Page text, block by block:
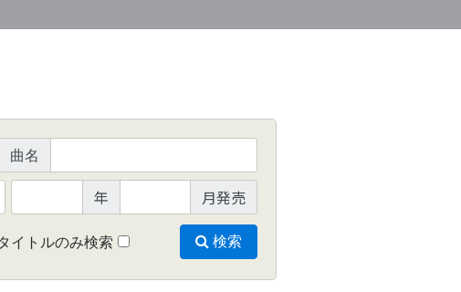
曲名
年 月発売
イトルのみ検索 検索